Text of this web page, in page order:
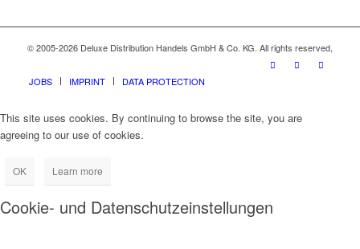
© 2005-2026 Deluxe Distribution Handels GmbH & Co. KG. All rights reserved,
JOBS IMPRINT DATA PROTECTION
This site uses cookies. By continuing to browse the site, you are
agreeing to our use of cookies.
OK Learn more
Cookie- und Datenschutzeinstellungen